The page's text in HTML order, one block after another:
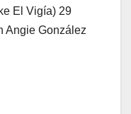
El Vigía) 29
Angie González